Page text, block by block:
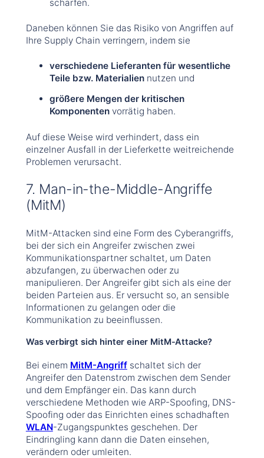
schärfen.
Daneben können Sie das Risiko von Angriffen auf
Ihre Supply Chain verringern, indem sie
verschiedene Lieferanten für wesentliche
Teile bzw. Materialiennutzen und
größere Mengen der kritischen
Komponentenvorrätig haben.
Auf diese Weise wird verhindert, dass ein
einzelner Ausfall in der Lieferkette weitreichende
Problemen verursacht.
7. Man-in-the-Middle-Angriffe
(MitM)
MitM-Attacken sind eine Form des Cyberangriffs,
bei der sich ein Angreifer zwischen zwei
Kommunikationspartner schaltet, um Daten
abzufangen, zu überwachen oder zu
manipulieren. Der Angreifer gibt sich als eine der
beiden Parteien aus. Er versucht so, an sensible
Informationen zu gelangen oder die
Kommunikation zu beeinflussen.
Was verbirgt sich hinter einer MitM-Attacke?
Bei einem MitM-Angriffschaltet sich der
Angreifer den Datenstrom zwischen dem Sender
und dem Empfänger ein. Das kann durch
verschiedene Methoden wie ARP-Spoofing, DNS-
Spoofing oder das Einrichten eines schadhaften
WLAN-Zugangspunktes geschehen. Der
Eindringling kann dann die Daten einsehen,
verändern oder umleiten.